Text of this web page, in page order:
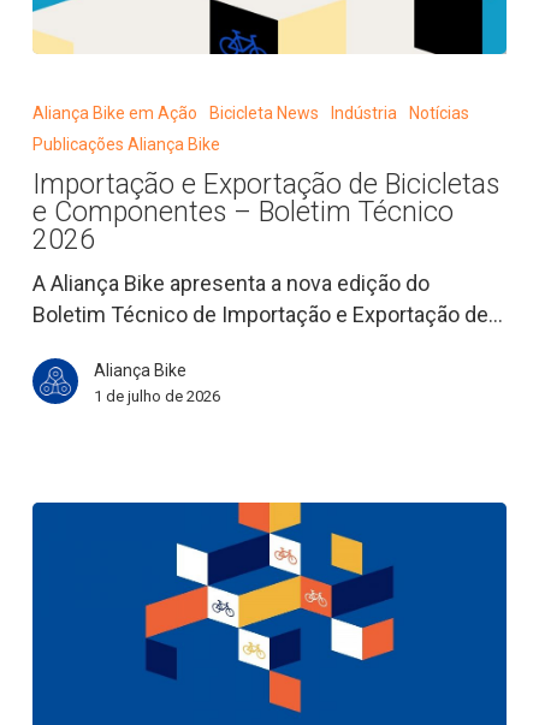
e
Exportação
Bicicletas
e
Componentes
–
Boletim
2026
Aliança Bike em Ação Bicicleta News Indústria
Notícias
Publicações Aliança Bike
Importação e Exportação de Bicicletas
e Componentes – Boletim Técnico
2026
A Aliança Bike apresenta a nova edição do
Boletim Técnico de Importação e Exportação de…
Aliança Bike
1 de julho de 2026